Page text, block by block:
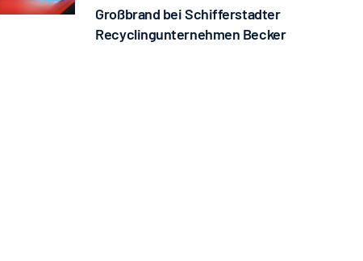
Großbrand bei Schifferstadter
Recyclingunternehmen Becker